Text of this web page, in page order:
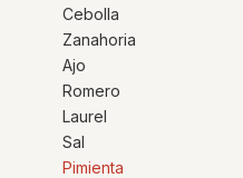
Cebolla
Zanahoria
Ajo
Romero
Laurel
Sal
Pimienta